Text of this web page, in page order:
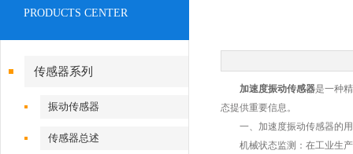
PRODUCTS CENTER
传感器系列
振动传感器
传感器总述
加速度振动传感器是一种
态提供重要信息。
一、加速度振动传感器的
机械状态监测：在工业生产